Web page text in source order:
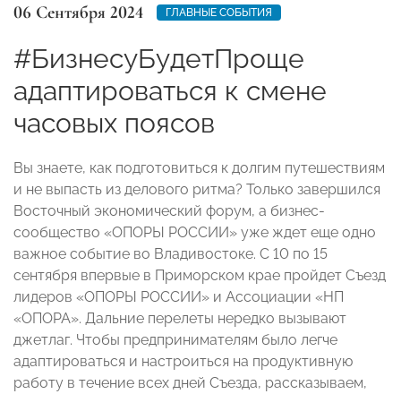
06 Сентября 2024 ГЛАВНЫЕ СОБЫТИЯ
#БизнесуБудетПроще
адаптироваться к смене
часовых поясов
Вы знаете, как подготовиться к долгим путешествиям
и не выпасть из делового ритма? Только завершился
Восточный экономический форум, а бизнес-
сообщество «ОПОРЫ РОССИИ» уже ждет еще одно
важное событие во Владивостоке. С 10 по 15
сентября впервые в Приморском крае пройдет Съезд
лидеров «ОПОРЫ РОССИИ» и Ассоциации «НП
«ОПОРА». Дальние перелеты нередко вызывают
джетлаг. Чтобы предпринимателям было легче
адаптироваться и настроиться на продуктивную
работу в течение всех дней Съезда, рассказываем,